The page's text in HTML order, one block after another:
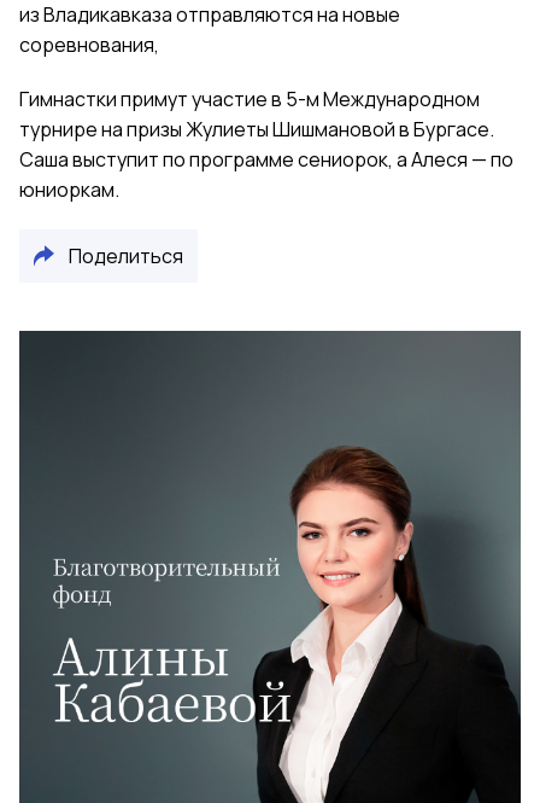
из Владикавказа отправляются на новые
соревнования,
Гимнастки примут участие в 5-м Международном
турнире на призы Жулиеты Шишмановой в Бургасе.
Саша выступит по программе сениорок, а Алеся — по
юниоркам.
Поделиться